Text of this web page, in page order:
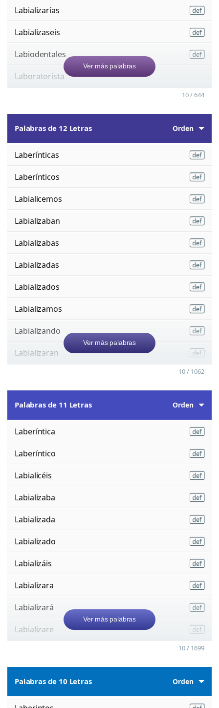
Labializarías
Labializaseis
Labiodentales
Laboratorista
Ver más palabras
10 / 644
Palabras de 12 Letras Orden
Laberínticas
Laberínticos
Labialicemos
Labializaban
Labializabas
Labializadas
Labializados
Labializamos
Labializando
Labializaran
Ver más palabras
10 / 1062
Palabras de 11 Letras Orden
Laberíntica
Laberíntico
Labialicéis
Labializaba
Labializada
Labializado
Labializáis
Labializara
Labializará
Labializare
Ver más palabras
10 / 1699
Palabras de 10 Letras Orden